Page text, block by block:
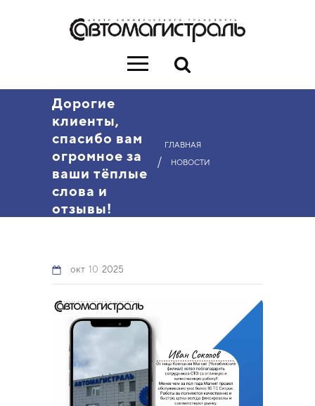
Дорогие
клиенты,
спасибо вам
огромное за
ваши тёплые
слова и
отзывы!
ГЛАВНАЯ
/ НОВОСТИ
окт 10 2025